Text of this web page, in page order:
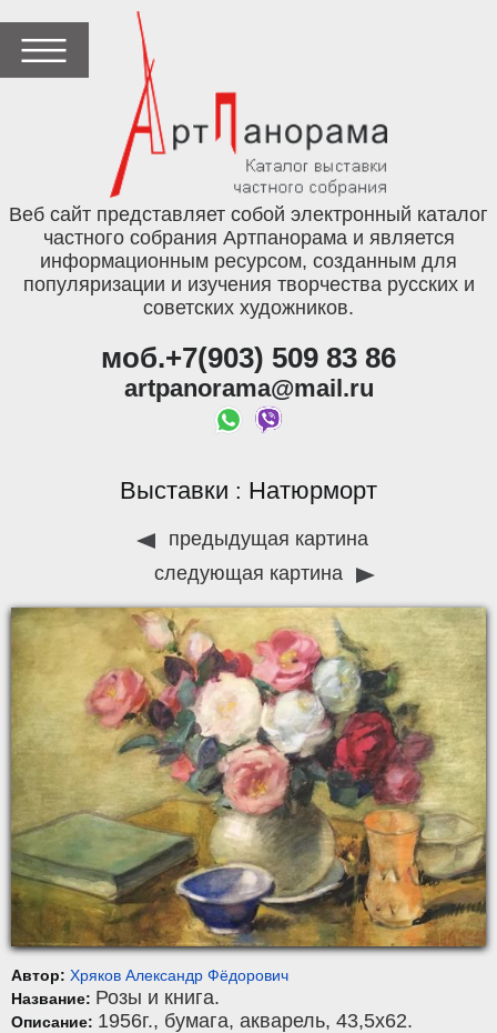
Веб сайт представляет собой электронный каталог
частного собрания Артпанорама и является
информационным ресурсом, созданным для
популяризации и изучения творчества русских и
советских художников.
моб.+7(903) 509 83 86
artpanorama@mail.ru
Выставки : Натюрморт
предыдущая картина
следующая картина
Автор: Хряков Александр Фёдорович
Название: Розы и книга.
Описание: 1956г., бумага, акварель, 43,5x62.